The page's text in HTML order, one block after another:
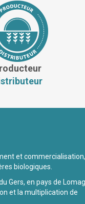
et commercialisation,
biologiques.
Gers, en pays de
et la multiplication de